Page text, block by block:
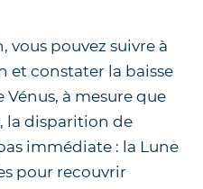
vous pouvez suivre à
et constater la baisse
Vénus, à mesure que
la disparition de
immédiate : la Lune
pour recouvrir